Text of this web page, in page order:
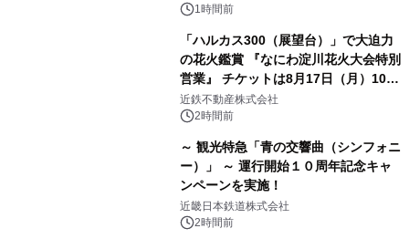
1時間前
「ハルカス300（展望台）」で大迫力
の花火鑑賞 『なにわ淀川花火大会特別
営業』 チケットは8月17日（月）10時
00分から販売開始！
近鉄不動産株式会社
2時間前
～ 観光特急「青の交響曲（シンフォニ
ー）」 ～ 運行開始１０周年記念キャ
ンペーンを実施！
近畿日本鉄道株式会社
2時間前